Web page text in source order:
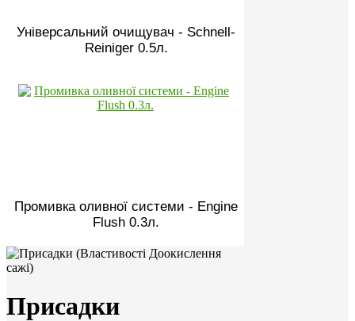
Універсальний очищувач - Schnell-
Reiniger 0.5л.
Промивка оливної системи - Engine
Flush 0.3л.
Присадки